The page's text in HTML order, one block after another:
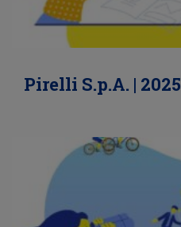
Pirelli S.p.A. | 2025